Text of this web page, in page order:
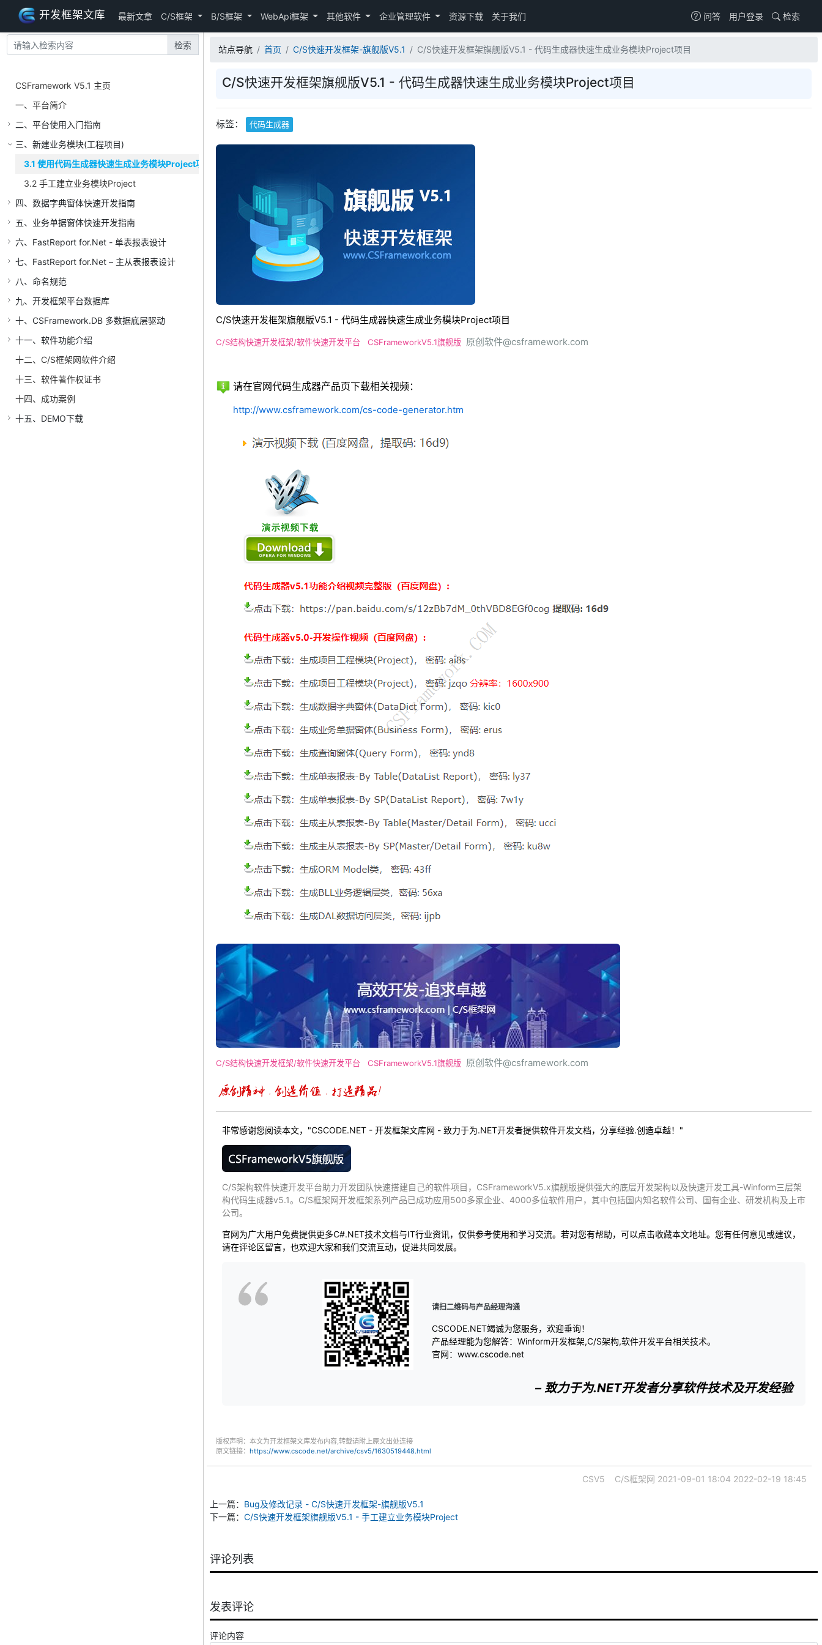
开发框架文库 最新文章 C/S框架 B/S框架 WebApi框架 其他软件 企业管理软件 资源下载 关于我们 问答 用户登录 检索
检索
CSFramework V5.1 主页
一、平台简介
二、平台使用入门指南
三、新建业务模块(工程项目)
3.1 使用代码生成器快速生成业务模块Project项目
3.2 手工建立业务模块Project
四、数据字典窗体快速开发指南
五、业务单据窗体快速开发指南
六、FastReport for.Net - 单表报表设计
七、FastReport for.Net – 主从表报表设计
八、命名规范
九、开发框架平台数据库
十、CSFramework.DB 多数据底层驱动
十一、软件功能介绍
十二、C/S框架网软件介绍
十三、软件著作权证书
十四、成功案例
十五、DEMO下载
站点导航 首页 C/S快速开发框架-旗舰版V5.1 C/S快速开发框架旗舰版V5.1 - 代码生成器快速生成业务模块Project项目
C/S快速开发框架旗舰版V5.1 - 代码生成器快速生成业务模块Project项目
标签： 代码生成器
C/S快速开发框架旗舰版V5.1 - 代码生成器快速生成业务模块Project项目
C/S结构快速开发框架/软件快速开发平台 CSFrameworkV5.1旗舰版 原创软件@csframework.com
请在官网代码生成器产品页下载相关视频：
http://www.csframework.com/cs-code-generator.htm
C/S结构快速开发框架/软件快速开发平台 CSFrameworkV5.1旗舰版 原创软件@csframework.com
非常感谢您阅读本文，"CSCODE.NET - 开发框架文库网 - 致力于为.NET开发者提供软件开发文档，分享经验.创造卓越！"
C/S架构软件快速开发平台助力开发团队快速搭建自己的软件项目，CSFrameworkV5.x旗舰版提供强大的底层开发架构以及快速开发工具-Winform三层架
构代码生成器v5.1。C/S框架网开发框架系列产品已成功应用500多家企业、4000多位软件用户，其中包括国内知名软件公司、国有企业、研发机构及上市
公司。
官网为广大用户免费提供更多C#.NET技术文档与IT行业资讯，仅供参考使用和学习交流。若对您有帮助，可以点击收藏本文地址。您有任何意见或建议，
请在评论区留言，也欢迎大家和我们交流互动，促进共同发展。
请扫二维码与产品经理沟通
CSCODE.NET竭诚为您服务，欢迎垂询！
产品经理能为您解答：Winform开发框架,C/S架构,软件开发平台相关技术。
官网：www.cscode.net
– 致力于为.NET开发者分享软件技术及开发经验
版权声明：本文为开发框架文库发布内容,转载请附上原文出处连接
原文链接： https://www.cscode.net/archive/csv5/1630519448.html
CSV5 C/S框架网 2021-09-01 18:04 2022-02-19 18:45
上一篇： Bug及修改记录 - C/S快速开发框架-旗舰版V5.1
下一篇： C/S快速开发框架旗舰版V5.1 - 手工建立业务模块Project
评论列表
发表评论
评论内容